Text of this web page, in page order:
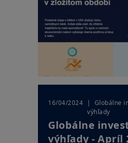
slovenskými právnymi predpismi a
týmto webovým stránkam, ktoré
upozornení. Vstupom na naše
ste sa s týmito podmienkami
súhlasíte.
16/04/2024
| Globálne
výhľady
Globálne
výhľady - Apríl